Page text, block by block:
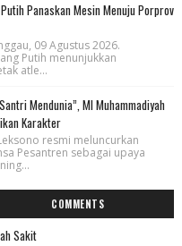
Panaskan Mesin Menuju Porprov
09 Agustus 2026.
Putih menunjukkan
atle...
Mendunia”, MI Muhammadiyah
Karakter
resmi meluncurkan
Pesantren sebagai upaya
COMMENTS
Sakit